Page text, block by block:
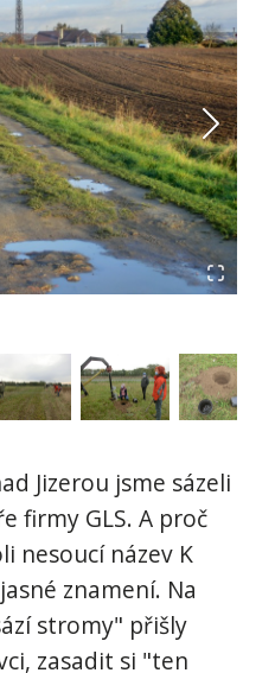
Jizerou jsme sázeli
firmy GLS. A proč
nesoucí název K
znamení. Na
stromy" přišly
zasadit si "ten